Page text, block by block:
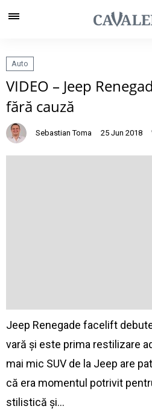
Auto
VIDEO – Jeep
fără cauză
Sebastian Toma 25 Jun 2018
Jeep Renegade facelift
vară și este prima restilizare
mai mic SUV de la Jeep are
că era momentul potrivit
stilistică și…